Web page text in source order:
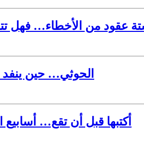
عقود من الأخطاء… فهل
الحوثي… حين
أكتبها قبل أن تقع… أسابيع